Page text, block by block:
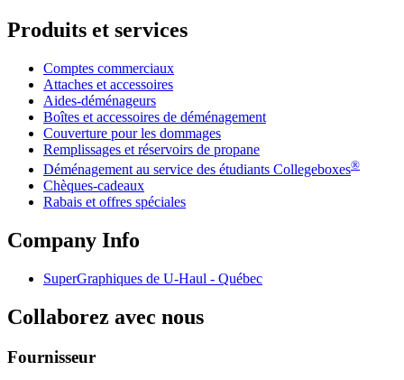
Produits et services
Comptes commerciaux
Attaches et accessoires
Aides-déménageurs
Boîtes et accessoires de déménagement
Couverture pour les dommages
Remplissages et réservoirs de propane
Déménagement au service des étudiants Collegeboxes®
Chèques-cadeaux
Rabais et offres spéciales
Company Info
SuperGraphiques de U-Haul - Québec
Collaborez avec nous
Fournisseur